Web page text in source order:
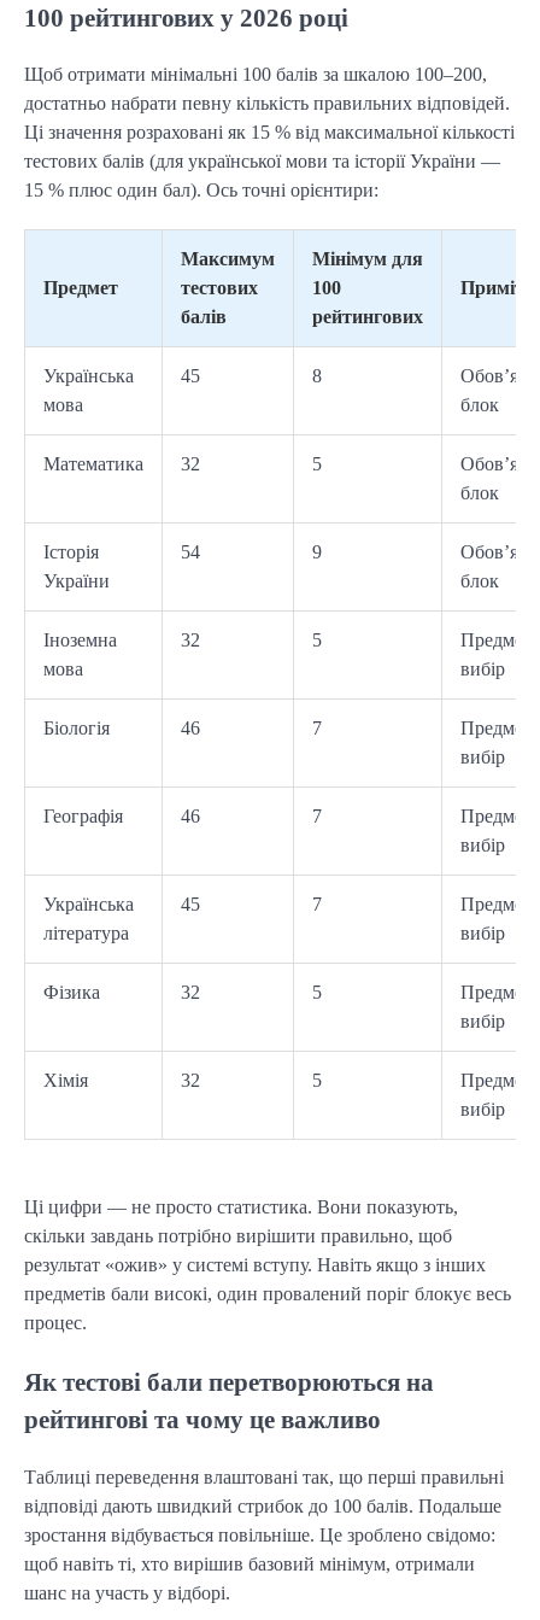
100 рейтингових у 2026 році
Щоб отримати мінімальні 100 балів за шкалою 100–200,
достатньо набрати певну кількість правильних відповідей.
Ці значення розраховані як 15 % від максимальної кількості
тестових балів (для української мови та історії України —
15 % плюс один бал). Ось точні орієнтири:
Предмет
Максимум
тестових
балів
Мінімум для
100
рейтингових
Українська
мова
45 8
блок
Математика 32 5
блок
Історія
України
54 9
блок
Іноземна
мова
32 5
Предмет
вибір
Біологія 46 7
Предмет
вибір
Географія 46 7
Предмет
вибір
Українська
література
45 7
Предмет
вибір
Фізика 32 5
Предмет
вибір
Хімія 32 5
Предмет
вибір
Ці цифри — не просто статистика. Вони показують,
скільки завдань потрібно вирішити правильно, щоб
результат «ожив» у системі вступу. Навіть якщо з інших
предметів бали високі, один провалений поріг блокує весь
процес.
Як тестові бали перетворюються на
рейтингові та чому це важливо
Таблиці переведення влаштовані так, що перші правильні
відповіді дають швидкий стрибок до 100 балів. Подальше
зростання відбувається повільніше. Це зроблено свідомо:
щоб навіть ті, хто вирішив базовий мінімум, отримали
шанс на участь у відборі.